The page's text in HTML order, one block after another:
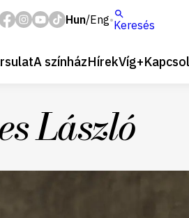
Hun/Eng Keresés
A színházHírekVíg+
László